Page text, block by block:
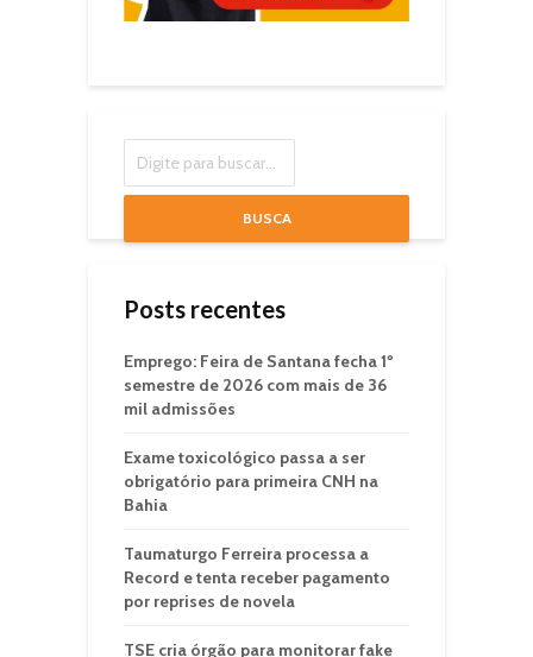
BUSCA
Posts recentes
Emprego: Feira de Santana fecha 1º
semestre de 2026 com mais de 36
mil admissões
Exame toxicológico passa a ser
obrigatório para primeira CNH na
Bahia
Taumaturgo Ferreira processa a
Record e tenta receber pagamento
por reprises de novela
TSE cria órgão para monitorar fake